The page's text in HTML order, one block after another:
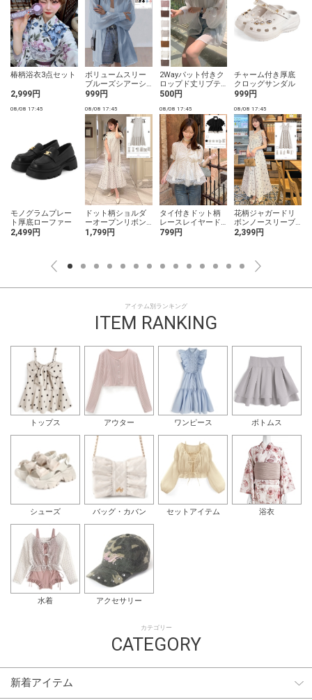
椿柄浴衣3点セット
2,999円
ボリュームスリー
ブルーズシアーシ
ャツ
999円
2Wayパット付きク
ロップド丈リブテ
レコキャミソール
500円
チャーム付き厚底
クロッグサンダル
999円
08/08 17:45
モノグラムプレー
ト厚底ローファー
2,499円
08/08 17:45
ドット柄ショルダ
ーオープンリボン
ワンピース
1,799円
08/08 17:45
タイ付きドット柄
レースレイヤード
ギャザーブラウス
799円
08/08 17:45
花柄ジャガードリ
ボンノースリーブ
ワンピース
2,399円
アイテム別ランキング
ITEM RANKING
トップス アウター ワンピース ボトムス
シューズ バッグ・カバン セットアイテム 浴衣
水着 アクセサリー
カテゴリー
CATEGORY
新着アイテム